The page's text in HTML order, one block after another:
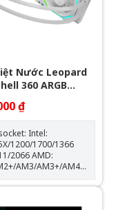
Nước Leopard
360 ARGB
- White
₫
Intel:
1200/1700/1366
AMD:
AM3/AM3+/AM4/AM5
khối rad:
Kích thước